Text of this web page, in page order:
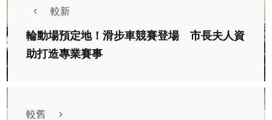
較新
輪動場預定地！滑步車競賽登場 市長夫人資
助打造專業賽事
較舊